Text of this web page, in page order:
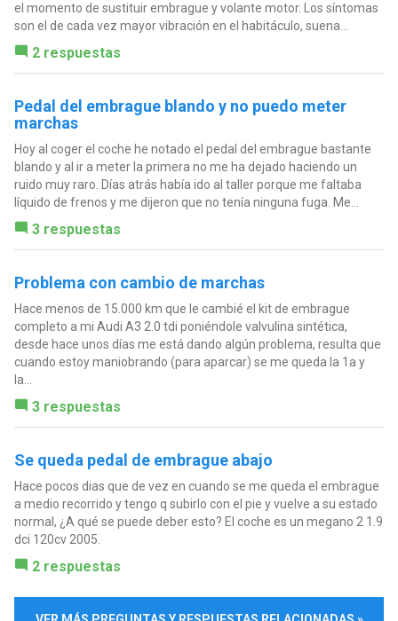
el momento de sustituir embrague y volante motor. Los síntomas
son el de cada vez mayor vibración en el habitáculo, suena...
2 respuestas
Pedal del embrague blando y no puedo meter
marchas
Hoy al coger el coche he notado el pedal del embrague bastante
blando y al ir a meter la primera no me ha dejado haciendo un
ruido muy raro. Días atrás había ido al taller porque me faltaba
líquido de frenos y me dijeron que no tenía ninguna fuga. Me...
3 respuestas
Problema con cambio de marchas
Hace menos de 15.000 km que le cambié el kit de embrague
completo a mi Audi A3 2.0 tdi poniéndole valvulina sintética,
desde hace unos días me está dando algún problema, resulta que
cuando estoy maniobrando (para aparcar) se me queda la 1a y
la...
3 respuestas
Se queda pedal de embrague abajo
Hace pocos dias que de vez en cuando se me queda el embrague
a medio recorrido y tengo q subirlo con el pie y vuelve a su estado
normal, ¿A qué se puede deber esto? El coche es un megano 2 1.9
dci 120cv 2005.
2 respuestas